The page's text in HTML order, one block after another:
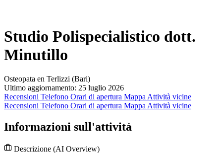
Studio Polispecialistico dott.
Minutillo
Osteopata en Terlizzi (Bari)
Ultimo aggiornamento: 25 luglio 2026
Recensioni Telefono Orari di apertura Mappa Attività vicine
Recensioni Telefono Orari di apertura Mappa Attività vicine
Informazioni sull'attività
Descrizione (AI Overview)